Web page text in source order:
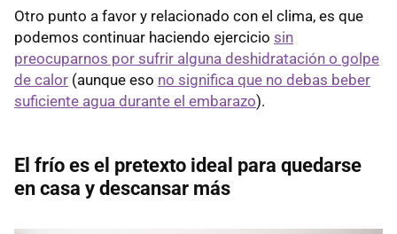
Otro punto a favor y relacionado con el clima, es que
podemos continuar haciendo ejercicio sin
preocuparnos por sufrir alguna deshidratación o golpe
de calor (aunque eso no significa que no debas beber
suficiente agua durante el embarazo).
El frío es el pretexto ideal para quedarse
en casa y descansar más